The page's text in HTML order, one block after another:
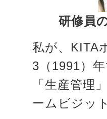
研修員
私が、KITA
3（1991）
「生産管理
ームビジッ